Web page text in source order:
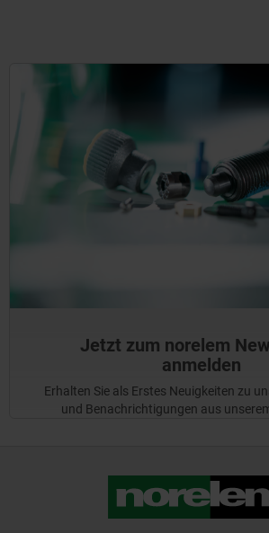
Jetzt zum norelem
anmelden
Erhalten Sie als Erstes Neuigkeiten zu
und Benachrichtigungen aus